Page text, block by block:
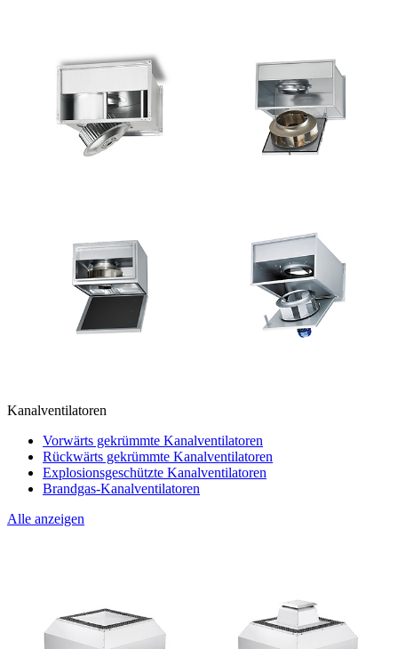
Kanalventilatoren
Vorwärts gekrümmte Kanalventilatoren
Rückwärts gekrümmte Kanalventilatoren
Explosionsgeschützte Kanalventilatoren
Brandgas-Kanalventilatoren
Alle anzeigen